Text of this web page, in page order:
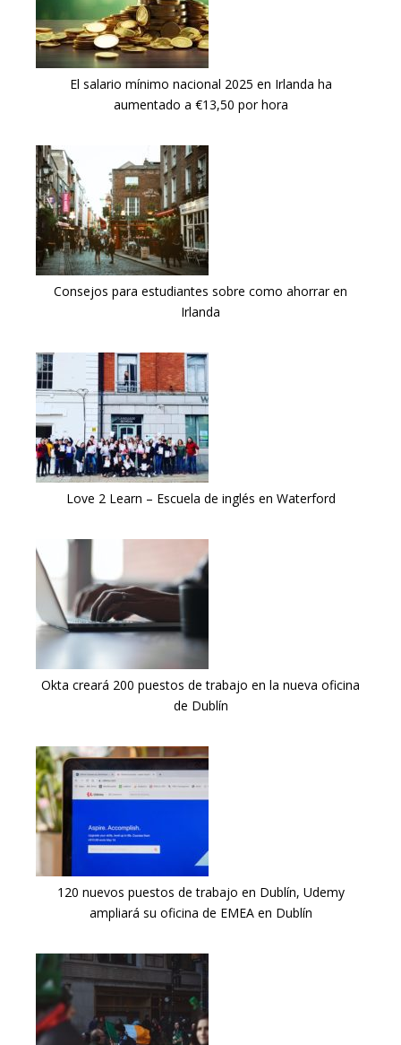
El salario mínimo nacional 2025 en Irlanda ha
aumentado a €13,50 por hora
Consejos para estudiantes sobre como ahorrar en
Irlanda
Love 2 Learn – Escuela de inglés en Waterford
Okta creará 200 puestos de trabajo en la nueva oficina
de Dublín
120 nuevos puestos de trabajo en Dublín, Udemy
ampliará su oficina de EMEA en Dublín